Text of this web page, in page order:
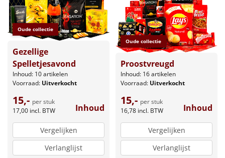
Oude collectie
Gezellige
Spelletjesavond
Inhoud: 10 artikelen
Voorraad: Uitverkocht
15,- per stuk
17,00 incl. BTW Inhoud
Vergelijken
Verlanglijst
Oude collectie
Proostvreugd
Inhoud: 16 artikelen
Voorraad: Uitverkocht
15,- per stuk
16,78 incl. BTW Inhoud
Vergelijken
Verlanglijst